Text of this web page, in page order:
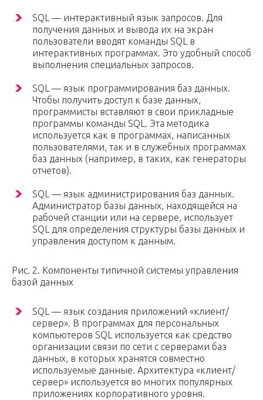
SQL — интерактивный язык запросов. Для
получения данных и вывода их на экран
пользователи вводят команды SQL в
интерактивных программах. Это удобный способ
выполнения специальных запросов.
SQL — язык программирования баз данных.
Чтобы получить доступ к базе данных,
программисты вставляют в свои прикладные
программы команды SQL. Эта методика
используется как в программах, написанных
пользователями, так и в служебных программах
баз данных (например, в таких, как генераторы
отчетов).
SQL — язык администрирования баз данных.
Администратор базы данных, находящейся на
рабочей станции или на сервере, использует
SQL для определения структуры базы данных и
управления доступом к данным.
Рис. 2. Компоненты типичной системы управления
базой данных
SQL — язык создания приложений «клиент/
сервер». В программах для персональных
компьютеров SQL используется как средство
организации связи по сети с серверами баз
данных, в которых хранятся совместно
используемые данные. Архитектура «клиент/
сервер» используется во многих популярных
приложениях корпоративного уровня.